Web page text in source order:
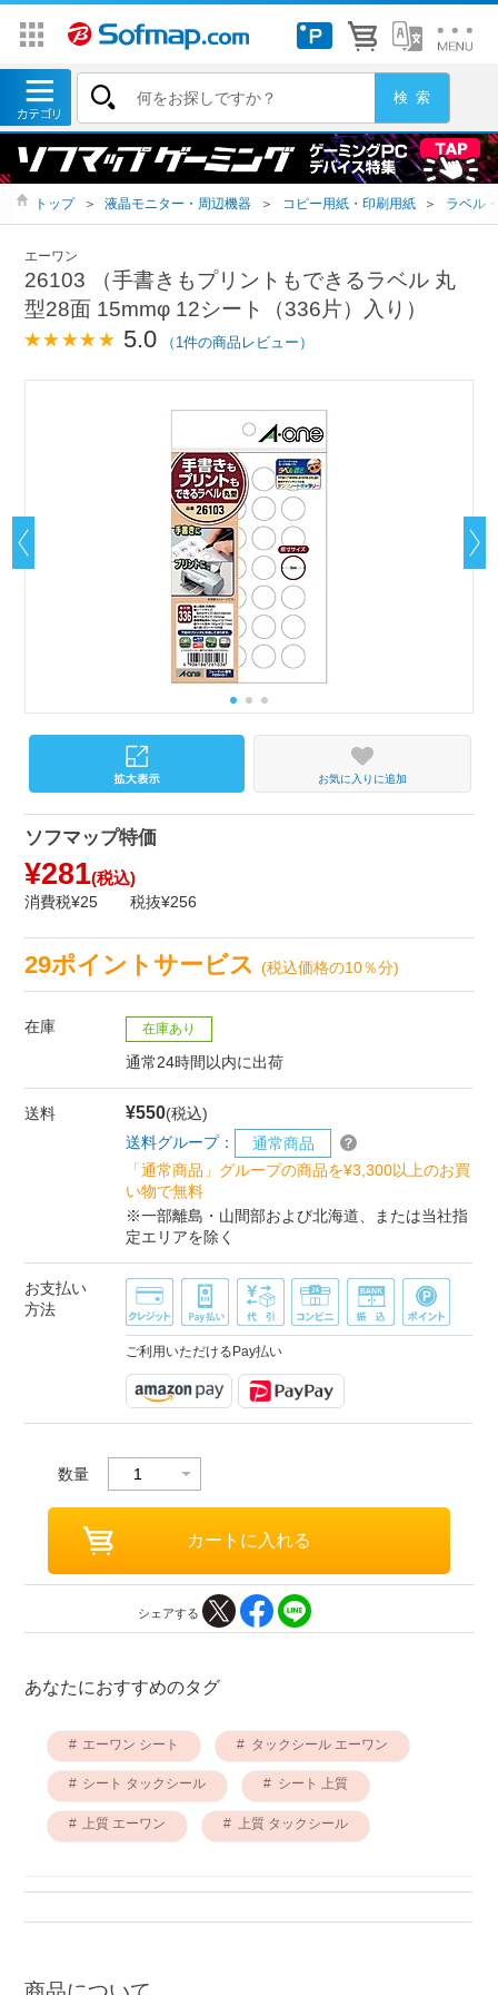
トップ ＞ 液晶モニター・周辺機器 ＞ コピー用紙・印刷用紙 ＞ ラベル
エーワン
26103 （手書きもプリントもできるラベル 丸
型28面 15mmφ 12シート（336片）入り）
5.0 （1件の商品レビュー）
お気に入りに追加
ソフマップ特価
¥281(税込)
消費税¥25 税抜¥256
29ポイントサービス(税込価格の10％分)
在庫 在庫あり
通常24時間以内に出荷
送料 ¥550(税込)
送料グループ：
通常商品
「通常商品」グループの商品を¥3,300以上のお買
い物で無料
※一部離島・山間部および北海道、または当社指
定エリアを除く
お支払い
方法
ご利用いただけるPay払い
数量
シェアする
あなたにおすすめのタグ
エーワン シート タックシール エーワン
シート タックシール シート 上質
上質 エーワン 上質 タックシール